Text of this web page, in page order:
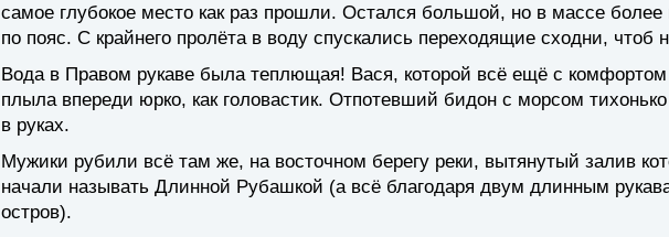
самое глубокое место как раз прошли. Остался большой, но в массе более
по пояс. С крайнего пролёта в воду спускались переходящие сходни, чтоб
Вода в Правом рукаве была теплющая! Вася, которой всё ещё с комфортом
плыла впереди юрко, как головастик. Отпотевший бидон с морсом
в руках.
Мужики рубили всё там же, на восточном берегу реки, вытянутый залив
начали называть Длинной Рубашкой (а всё благодаря двум длинным
остров).